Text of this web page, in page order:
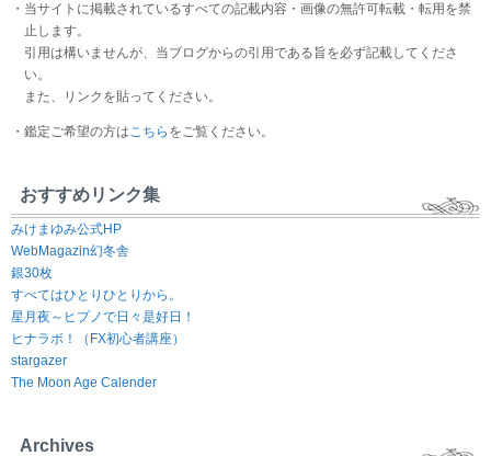
・当サイトに掲載されているすべての記載内容・画像の無許可転載・転用を禁
止します。
引用は構いませんが、当ブログからの引用である旨を必ず記載してくださ
い。
また、リンクを貼ってください。
・鑑定ご希望の方はこちら をご覧ください。
おすすめリンク集
みけまゆみ公式HP
WebMagazin幻冬舎
銀30枚
すべてはひとりひとりから。
星月夜～ヒプノで日々是好日！
ヒナラボ！（FX初心者講座）
stargazer
The Moon Age Calender
Archives